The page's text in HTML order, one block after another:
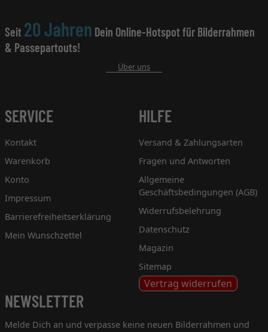
Seit 20 Jahren Dein Online-Hotspot für Bilderrahmen
& Passepartouts!
Über uns
SERVICE
Kontakt
Warenkorb
Konto
Impressum
Barrierefreiheitserklärung
Mein Wunschzettel
HILFE
Versand & Zahlungsarten
Fragen und Antworten
Allgemeine
Geschäftsbedingungen (AGB)
Widerrufsbelehrung
Datenschutz
Magazin
Sitemap
Vertrag widerrufen
NEWSLETTER
Melde Dich an und verpasse keine neuen Bilderrahmen und